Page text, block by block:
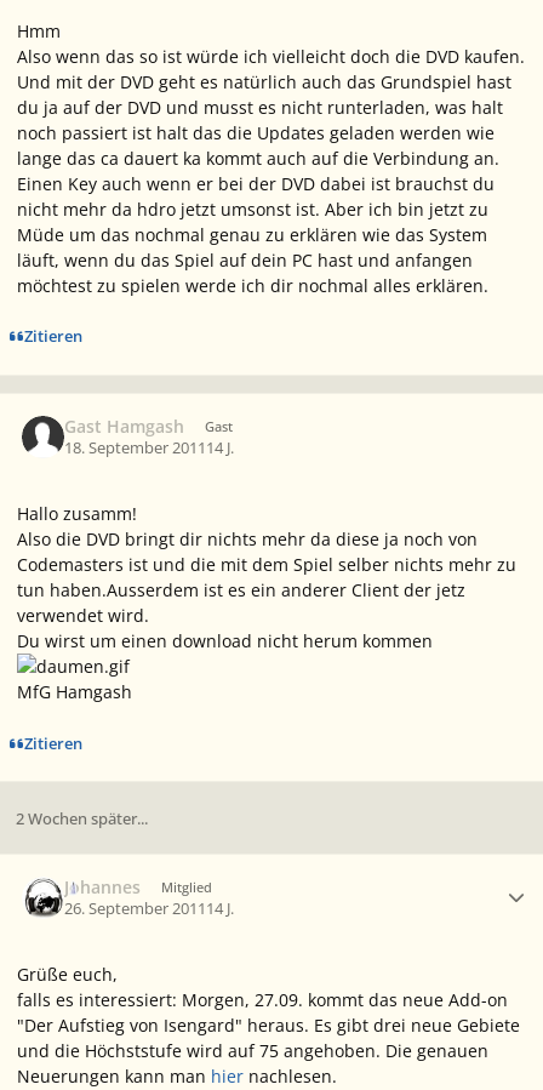
Hmm
Also wenn das so ist würde ich vielleicht doch die DVD kaufen.
Und mit der DVD geht es natürlich auch das Grundspiel hast
du ja auf der DVD und musst es nicht runterladen, was halt
noch passiert ist halt das die Updates geladen werden wie
lange das ca dauert ka kommt auch auf die Verbindung an.
Einen Key auch wenn er bei der DVD dabei ist brauchst du
nicht mehr da hdro jetzt umsonst ist. Aber ich bin jetzt zu
Müde um das nochmal genau zu erklären wie das System
läuft, wenn du das Spiel auf dein PC hast und anfangen
möchtest zu spielen werde ich dir nochmal alles erklären.
Zitieren
Gast Hamgash Gast
18. September 201114 J.
Hallo zusamm!
Also die DVD bringt dir nichts mehr da diese ja noch von
Codemasters ist und die mit dem Spiel selber nichts mehr zu
tun haben.Ausserdem ist es ein anderer Client der jetz
verwendet wird.
Du wirst um einen download nicht herum kommen
MfG Hamgash
Zitieren
2 Wochen später...
Johannes Mitglied
26. September 201114 J.
Grüße euch,
falls es interessiert: Morgen, 27.09. kommt das neue Add-on
"Der Aufstieg von Isengard" heraus. Es gibt drei neue Gebiete
und die Höchststufe wird auf 75 angehoben. Die genauen
Neuerungen kann man hier nachlesen.